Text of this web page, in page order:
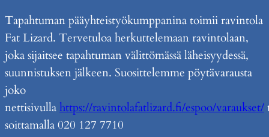
Tapahtuman pääyhteistyökumppanina toimii ravintola
Fat Lizard. Tervetuloa herkuttelemaan ravintolaan,
joka sijaitsee tapahtuman välittömässä läheisyydessä,
suunnistuksen jälkeen. Suosittelemme pöytävarausta
joko
nettisivulla https://ravintolafatlizard.fi/espoo/varaukset/
soittamalla 020 127 7710